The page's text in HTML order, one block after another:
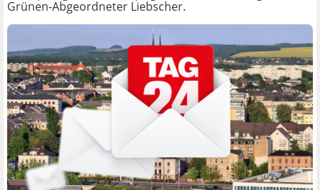
Grünen-Abgeordneter Liebscher.